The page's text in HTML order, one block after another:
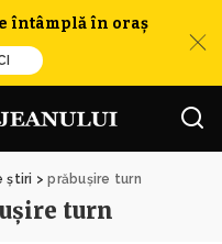
întâmplă în oraș
știri >prăbuşire turn
turn